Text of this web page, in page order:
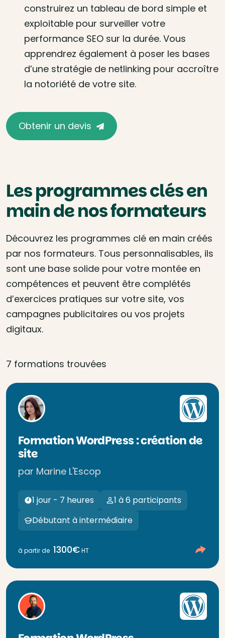
construirez un tableau de bord simple et
exploitable pour surveiller votre
performance SEO sur la durée. Vous
apprendrez également à poser les bases
d’une stratégie de netlinking pour accroître
la notoriété de votre site.
Obtenir un devis
Les programmes clés en
main de nos formateurs
Découvrez les programmes clé en main créés
par nos formateurs. Tous personnalisables, ils
sont une base solide pour votre montée en
compétences et peuvent être complétés
d’exercices pratiques sur votre site, vos
campagnes publicitaires ou vos projets
digitaux.
7 formations trouvées
Formation WordPress : création de
site
par Marine L'Escop
1 jour - 7 heures
1 à 6 participants
Débutant à intermédiaire
à partir de 1300€HT